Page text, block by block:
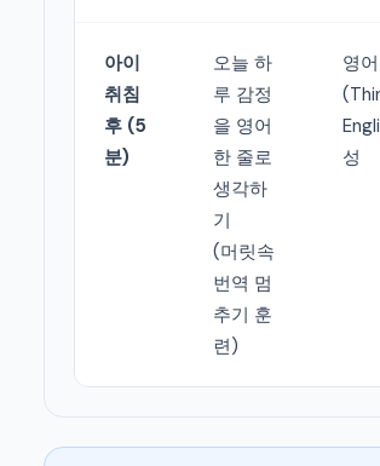
아이
취침
후 (5
분)
오늘 하
루 감정
을 영어
한 줄로
생각하
기
(머릿속
번역 멈
추기 훈
련)
영
성